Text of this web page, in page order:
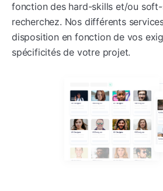
fonction des hard-skills et/ou
recherchez. Nos différents
disposition en fonction de vos
spécificités de votre projet.